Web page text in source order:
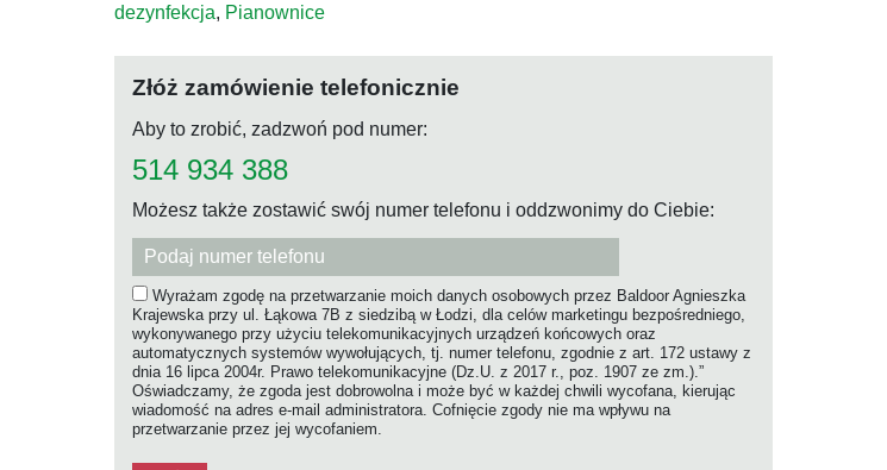
dezynfekcja, Pianownice
Złóż zamówienie telefonicznie
Aby to zrobić, zadzwoń pod numer:
514 934 388
Możesz także zostawić swój numer telefonu i oddzwonimy do Ciebie:
Wyrażam zgodę na przetwarzanie moich danych osobowych przez Baldoor Agnieszka
Krajewska przy ul. Łąkowa 7B z siedzibą w Łodzi, dla celów marketingu bezpośredniego,
wykonywanego przy użyciu telekomunikacyjnych urządzeń końcowych oraz
automatycznych systemów wywołujących, tj. numer telefonu, zgodnie z art. 172 ustawy z
dnia 16 lipca 2004r. Prawo telekomunikacyjne (Dz.U. z 2017 r., poz. 1907 ze zm.).”
Oświadczamy, że zgoda jest dobrowolna i może być w każdej chwili wycofana, kierując
wiadomość na adres e-mail administratora. Cofnięcie zgody nie ma wpływu na
przetwarzanie przez jej wycofaniem.